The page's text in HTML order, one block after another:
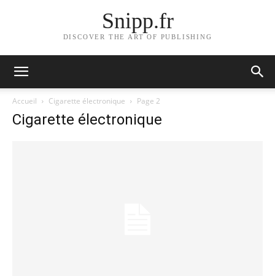
Snipp.fr
DISCOVER THE ART OF PUBLISHING
Accueil Cigarette électronique Page 2
Cigarette électronique